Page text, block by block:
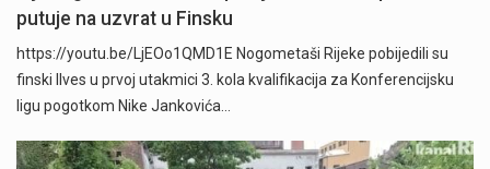
putuje na uzvrat u Finsku
https://youtu.be/LjEOo1QMD1E Nogometaši Rijeke pobijedili su
finski Ilves u prvoj utakmici 3. kola kvalifikacija za Konferencijsku
ligu pogotkom Nike Jankovića…